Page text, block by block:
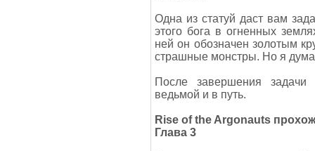
Одна из статуй даст вам
этого бога в огненных
ней он обозначен золотым
страшные монстры. Но я
После завершения задачи
ведьмой и в путь.
Rise of the Argonauts
Глава 3